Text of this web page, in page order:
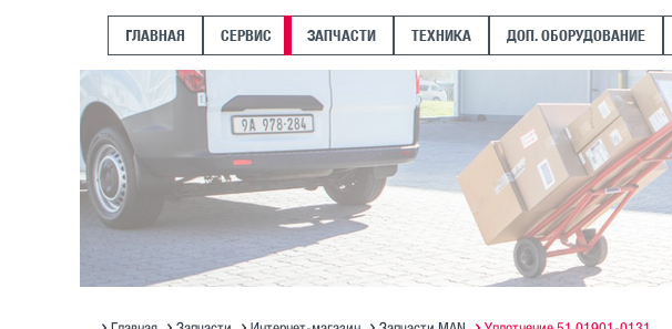
ГЛАВНАЯ СЕРВИС ЗАПЧАСТИ ТЕХНИКА ДОП. ОБОРУДОВАНИЕ